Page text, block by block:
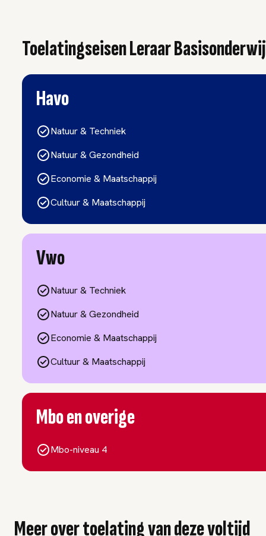
Toelatingseisen Leraar
Havo
Natuur & Techniek
Natuur & Gezondheid
Economie & Maatschappij
Cultuur & Maatschappij
Vwo
Natuur & Techniek
Natuur & Gezondheid
Economie & Maatschappij
Cultuur & Maatschappij
Mbo en overige
Mbo-niveau 4
Meer over toelating van deze voltijd